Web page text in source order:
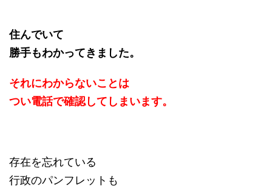
住んでいて
勝手もわかってきました。
それにわからないことは
つい電話で確認してしまいます。
存在を忘れている
行政のパンフレットも